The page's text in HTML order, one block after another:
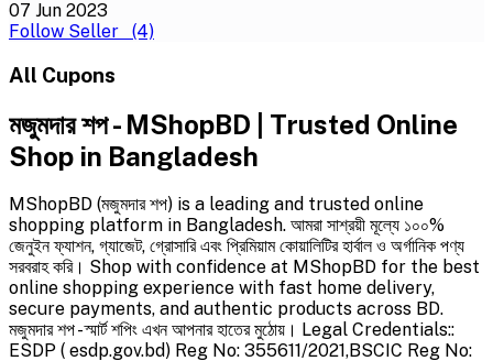
07 Jun 2023
Follow Seller (4)
All Cupons
মজুমদার শপ - MShopBD | Trusted Online
Shop in Bangladesh
MShopBD (মজুমদার শপ) is a leading and trusted online
shopping platform in Bangladesh. আমরা সাশ্রয়ী মূল্যে ১০০%
জেনুইন ফ্যাশন, গ্যাজেট, গ্রোসারি এবং প্রিমিয়াম কোয়ালিটির হার্বাল ও অর্গানিক পণ্য
সরবরাহ করি। Shop with confidence at MShopBD for the best
online shopping experience with fast home delivery,
secure payments, and authentic products across BD.
মজুমদার শপ - স্মার্ট শপিং এখন আপনার হাতের মুঠোয়। Legal Credentials::
ESDP ( esdp.gov.bd) Reg No: 355611/2021,BSCIC Reg No: